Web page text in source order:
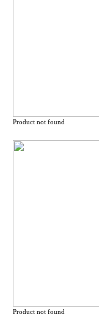
Product not found
Product not found